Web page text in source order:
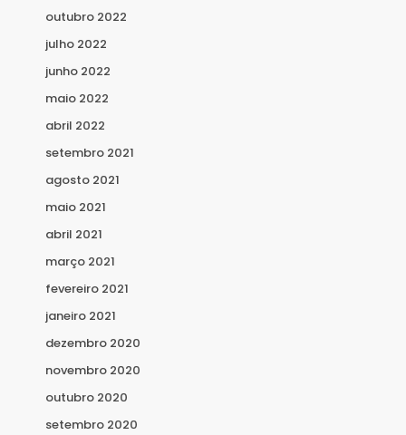
outubro 2022
julho 2022
junho 2022
maio 2022
abril 2022
setembro 2021
agosto 2021
maio 2021
abril 2021
março 2021
fevereiro 2021
janeiro 2021
dezembro 2020
novembro 2020
outubro 2020
setembro 2020